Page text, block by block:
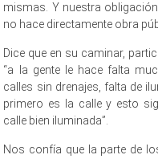
mismas. Y nuestra
no hace directamente obra
Dice que en su caminar,
“a la gente le hace falta
calles sin drenajes, falta de
primero es la calle y esto
calle bien iluminada”.
Nos confía que la parte de